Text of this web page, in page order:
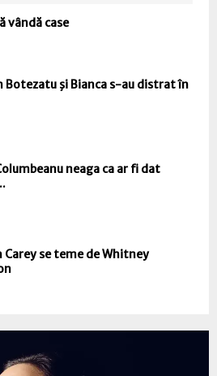
vândă case
Botezatu şi Bianca s-au distrat în
neaga ca ar fi dat
Carey se teme de Whitney